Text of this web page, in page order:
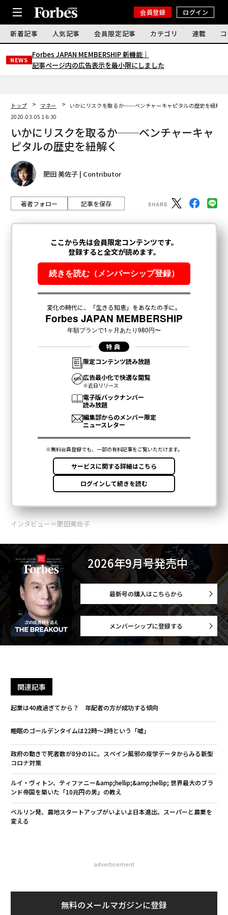
会員登録 ログイン
新着記事 人気記事 会員限定記事 カテゴリ 連載
NEWS
Forbes JAPAN MEMBERSHIP 新機能｜
記事ページ内の広告表示を最小限にしました
トップ マネー
いかにリスクを取るか──ベンチャーキャピタルの歴史を紐解く
2020.03.05 16:30
いかにリスクを取るか──ベンチャーキャ
ピタルの歴史を紐解く
肥田 美佐子 | Contributor
著者フォロー 記事を保存
インタビュー＝肥田美佐子
2026年9月号発売中
最新号の購入はこちらから
メンバーシップに登録する
関連記事
起業は40歳過ぎてから？ 年配者の方が成功する傾向
睡眠のゴールデンタイムは22時〜2時という「嘘」
政府の動きで死者数が8分の1に。スペイン風邪の疫学データからみる新型
コロナ対策
ルイ・ヴィトン、ティファニー&amp;hellip;&amp;hellip; 世界最大のブラ
ンド帝国を築いた「10兆円の男」の教え
ベルリン発、農地スタートアップがいよいよ日本進出。スーパーと農業を
変える
advertisement
無料のメールマガジンに登録